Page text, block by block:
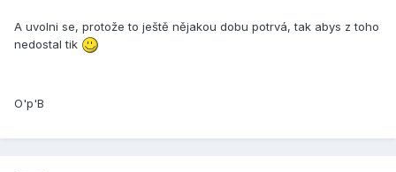
A uvolni se, protože to ještě nějakou dobu potrvá, tak abys z toho
nedostal tik
O'p'B